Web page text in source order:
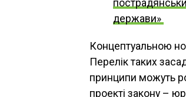
держави»
Концептуальною
Перелік таких
принципи можуть
проекті закону –